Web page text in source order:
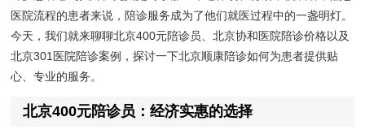
医院流程的患者来说，陪诊服务成为了他们就医过程中的一盏明灯。
今天，我们就来聊聊北京400元陪诊员、北京协和医院陪诊价格以及
北京301医院陪诊案例，探讨一下北京顺康陪诊如何为患者提供贴
心、专业的服务。
北京400元陪诊员：经济实惠的选择